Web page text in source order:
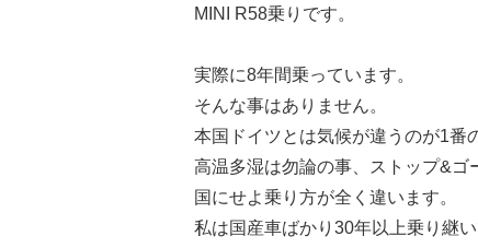
MINI R58乗りです。
実際に8年間乗っています。
そんな事はありません。
本国ドイツとは気候が違うのが1番
高温多湿は勿論の事、ストップ&
国にせよ乗り方が全く違います。
私は国産車ばかり30年以上乗り継